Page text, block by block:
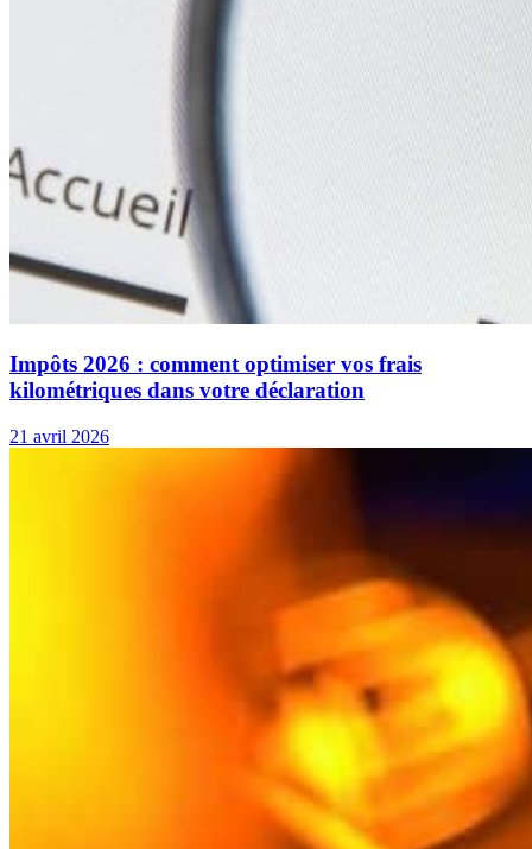
Impôts 2026 : comment optimiser vos frais
kilométriques dans votre déclaration
21 avril 2026